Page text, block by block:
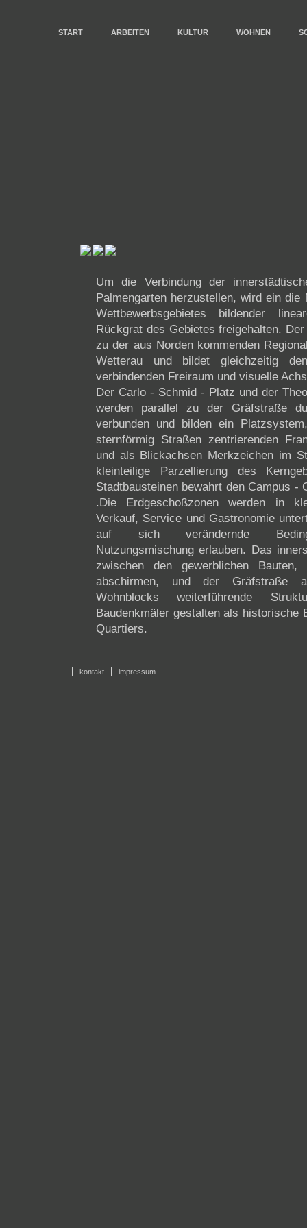
START ARBEITEN KULTUR WOHNEN
Um die Verbindung der
Palmengarten herzustellen, wird ein
Wettbewerbsgebietes bildender
Rückgrat des Gebietes freigehalten.
zu der aus Norden kommenden
Wetterau und bildet gleichzeitig
verbindenden Freiraum und visuelle
Der Carlo - Schmid - Platz und der
werden parallel zu der Gräfstraße
verbunden und bilden ein
sternförmig Straßen zentrierenden
und als Blickachsen Merkzeichen im
kleinteilige Parzellierung des
Stadtbausteinen bewahrt den Campus -
.Die Erdgeschoßzonen werden in
Verkauf, Service und Gastronomie
auf sich verändernde
Nutzungsmischung erlauben. Das
zwischen den gewerblichen
abschirmen, und der Gräfstraße
Wohnblocks weiterführende
Baudenkmäler gestalten als historische
Quartiers.
kontakt impressum